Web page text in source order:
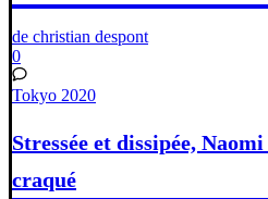
de christian despont
0
Tokyo 2020
Stressée et dissipée,
craqué